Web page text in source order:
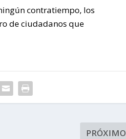
contratiempo, los
de ciudadanos que
PRÓXIMO